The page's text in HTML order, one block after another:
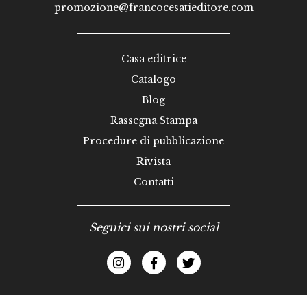
promozione@francocesatieditore.com
Casa editrice
Catalogo
Blog
Rassegna Stampa
Procedure di pubblicazione
Rivista
Contatti
Seguici sui nostri social